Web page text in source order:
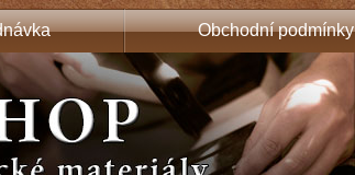
Obchodní podmínky